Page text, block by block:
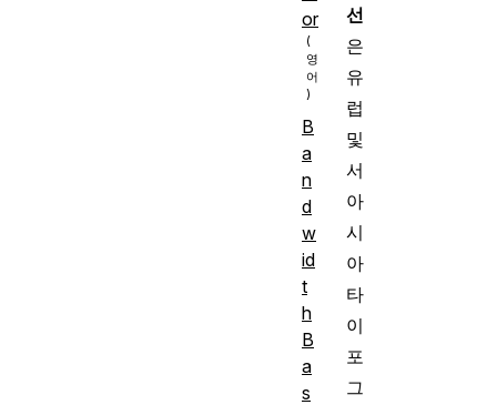
선
은
유
럽
및
서
아
시
아
타
이
포
그
or
B
a
n
d
w
id
t
h
B
a
s